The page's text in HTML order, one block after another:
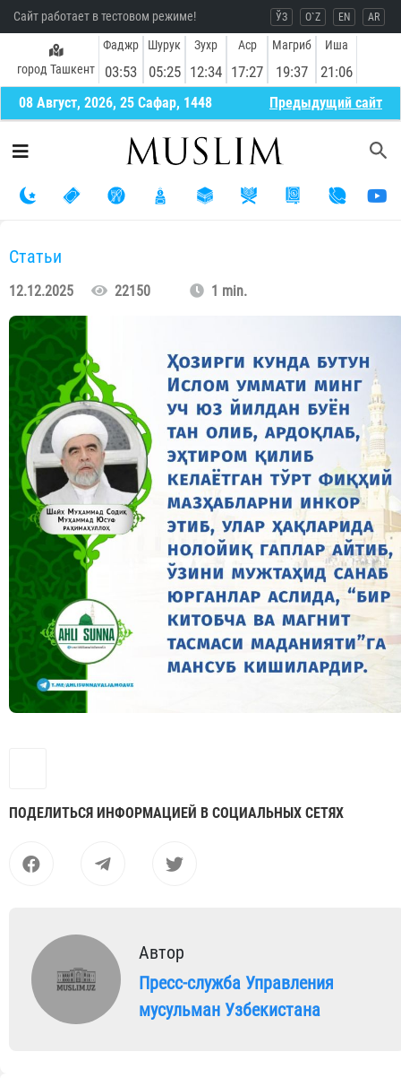
Сайт работает в тестовом режиме! ЎЗ O`Z EN AR
город Ташкент
Фаджр
03:53
Шурук
05:25
Зухр
12:34
Аср
17:27
Магриб
19:37
Иша
21:06
08 Август, 2026, 25 Сафар, 1448 Предыдущий сайт
Статьи
12.12.2025 22150 1 min.
ПОДЕЛИТЬСЯ ИНФОРМАЦИЕЙ В СОЦИАЛЬНЫХ СЕТЯХ
Автор
Пресс-служба Управления
мусульман Узбекистана